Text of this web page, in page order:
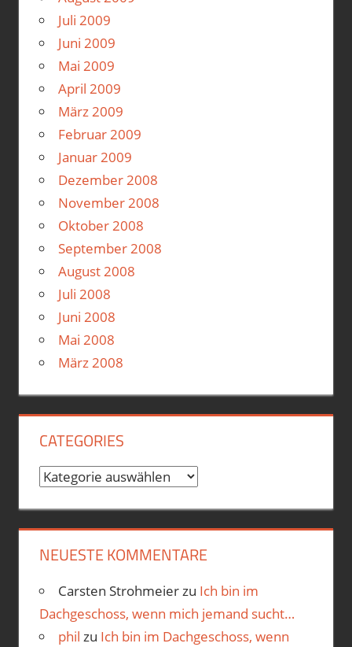
Juli 2009
Juni 2009
Mai 2009
April 2009
März 2009
Februar 2009
Januar 2009
Dezember 2008
November 2008
Oktober 2008
September 2008
August 2008
Juli 2008
Juni 2008
Mai 2008
März 2008
CATEGORIES
Categories
NEUESTE KOMMENTARE
Carsten Strohmeierzu Ich bin im
Dachgeschoss, wenn mich jemand sucht…
phil zu Ich bin im Dachgeschoss, wenn